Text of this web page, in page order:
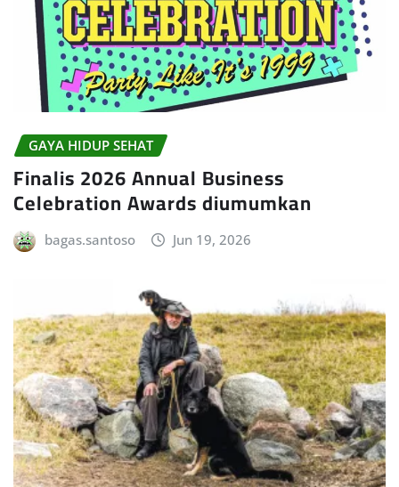
GAYA HIDUP SEHAT
Finalis 2026 Annual Business
Celebration Awards diumumkan
bagas.santoso Jun 19, 2026